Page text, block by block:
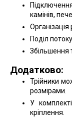
камінів,
Поділ
Збільшення
Додатково:
Трійники
розмірами.
У
кріплення.